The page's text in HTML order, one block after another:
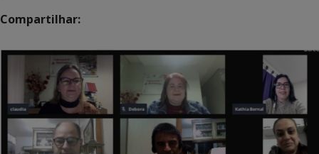
Compartilhar: